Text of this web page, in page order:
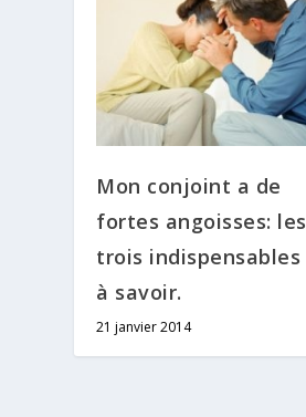
Mon conjoint a de
fortes angoisses: les
trois indispensables
à savoir.
21 janvier 2014